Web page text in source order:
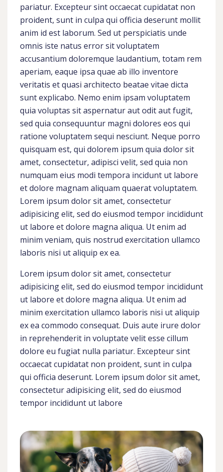
pariatur. Excepteur sint occaecat cupidatat non
proident, sunt in culpa qui officia deserunt mollit
anim id est laborum. Sed ut perspiciatis unde
omnis iste natus error sit voluptatem
accusantium doloremque laudantium, totam rem
aperiam, eaque ipsa quae ab illo inventore
veritatis et quasi architecto beatae vitae dicta
sunt explicabo. Nemo enim ipsam voluptatem
quia voluptas sit aspernatur aut odit aut fugit,
sed quia consequuntur magni dolores eos qui
ratione voluptatem sequi nesciunt. Neque porro
quisquam est, qui dolorem ipsum quia dolor sit
amet, consectetur, adipisci velit, sed quia non
numquam eius modi tempora incidunt ut labore
et dolore magnam aliquam quaerat voluptatem.
Lorem ipsum dolor sit amet, consectetur
adipisicing elit, sed do eiusmod tempor incididunt
ut labore et dolore magna aliqua. Ut enim ad
minim veniam, quis nostrud exercitation ullamco
laboris nisi ut aliquip ex ea.
Lorem ipsum dolor sit amet, consectetur
adipisicing elit, sed do eiusmod tempor incididunt
ut labore et dolore magna aliqua. Ut enim ad
minim exercitation ullamco laboris nisi ut aliquip
ex ea commodo consequat. Duis aute irure dolor
in reprehenderit in voluptate velit esse cillum
dolore eu fugiat nulla pariatur. Excepteur sint
occaecat cupidatat non proident, sunt in culpa
qui officia deserunt. Lorem ipsum dolor sit amet,
consectetur adipisicing elit, sed do eiusmod
tempor incididunt ut labore